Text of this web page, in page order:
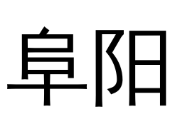
阜阳